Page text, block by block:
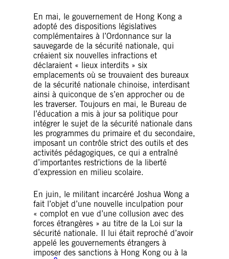
En mai, le gouvernement de Hong Kong a
adopté des dispositions législatives
complémentaires à l’Ordonnance sur la
sauvegarde de la sécurité nationale, qui
créaient six nouvelles infractions et
déclaraient « lieux interdits » six
emplacements où se trouvaient des bureaux
de la sécurité nationale chinoise, interdisant
ainsi à quiconque de s’en approcher ou de
les traverser. Toujours en mai, le Bureau de
l’éducation a mis à jour sa politique pour
intégrer le sujet de la sécurité nationale dans
les programmes du primaire et du secondaire,
imposant un contrôle strict des outils et des
activités pédagogiques, ce qui a entraîné
d’importantes restrictions de la liberté
d’expression en milieu scolaire.
En juin, le militant incarcéré Joshua Wong a
fait l’objet d’une nouvelle inculpation pour
« complot en vue d’une collusion avec des
forces étrangères » au titre de la Loi sur la
sécurité nationale. Il lui était reproché d’avoir
appelé les gouvernements étrangers à
imposer des sanctions à Hong Kong ou à la